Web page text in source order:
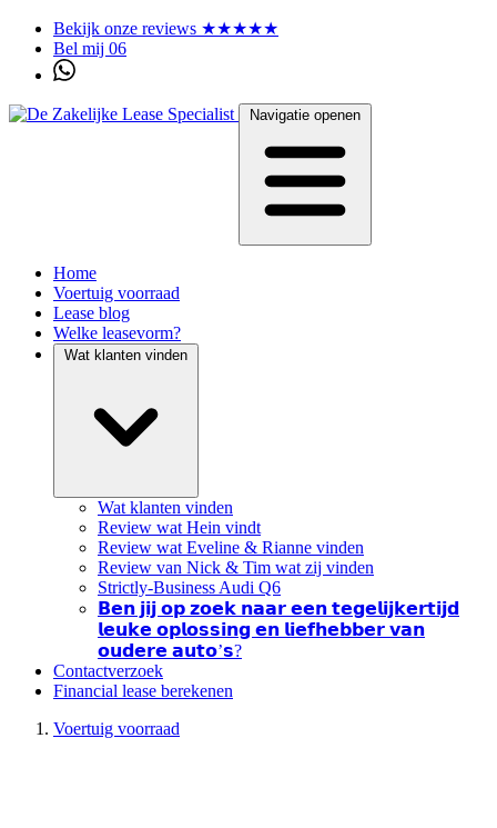
Bekijk onze reviews ★★★★★
Bel mij 06
Navigatie openen
Home
Voertuig voorraad
Lease blog
Welke leasevorm?
Wat klanten vinden
Wat klanten vinden
Review wat Hein vindt
Review wat Eveline & Rianne vinden
Review van Nick & Tim wat zij vinden
Strictly-Business Audi Q6
𝗕𝗲𝗻 𝗷𝗶𝗷 𝗼𝗽 𝘇𝗼𝗲𝗸 𝗻𝗮𝗮𝗿 𝗲𝗲𝗻 𝘁𝗲𝗴𝗲𝗹𝗶𝗷𝗸𝗲𝗿𝘁𝗶𝗷𝗱
𝗹𝗲𝘂𝗸𝗲 𝗼𝗽𝗹𝗼𝘀𝘀𝗶𝗻𝗴 𝗲𝗻 𝗹𝗶𝗲𝗳𝗵𝗲𝗯𝗯𝗲𝗿 𝘃𝗮𝗻
𝗼𝘂𝗱𝗲𝗿𝗲 𝗮𝘂𝘁𝗼’𝘀?
Contactverzoek
Financial lease berekenen
Voertuig voorraad